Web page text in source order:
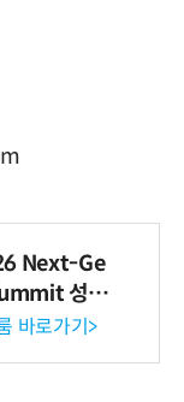
Next-Ge
성황
바로가기>